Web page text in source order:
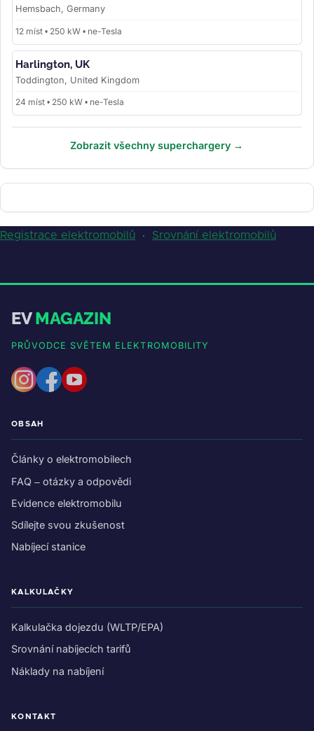
Hemsbach, Germany
12 míst • 250 kW • ne-Tesla
Harlington, UK
Toddington, United Kingdom
24 míst • 250 kW • ne-Tesla
Zobrazit všechny superchargery →
Registrace elektromobilů · Srovnání elektromobilů
EVMAGAZIN
PRŮVODCE SVĚTEM ELEKTROMOBILITY
OBSAH
Články o elektromobilech
FAQ – otázky a odpovědi
Evidence elektromobilu
Sdílejte svou zkušenost
Nabíjecí stanice
KALKULAČKY
Kalkulačka dojezdu (WLTP/EPA)
Srovnání nabíjecích tarifů
Náklady na nabíjení
KONTAKT